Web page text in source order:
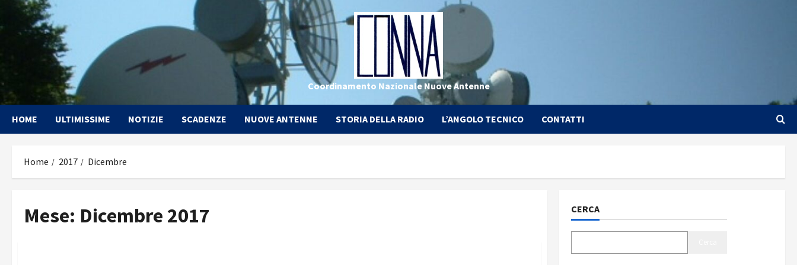
contenuto
Coordinamento Nazionale Nuove Antenne
HOME ULTIMISSIME NOTIZIE SCADENZE NUOVE ANTENNE STORIA DELLA RADIO L’ANGOLO TECNICO CONTATTI
Home 2017 Dicembre
Mese: Dicembre 2017 CERCA